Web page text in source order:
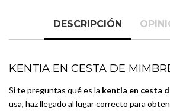
DESCRIPCIÓN
KENTIA EN CESTA DE
Si te preguntas qué es la kentia en cesta
usa, haz llegado al lugar correcto para